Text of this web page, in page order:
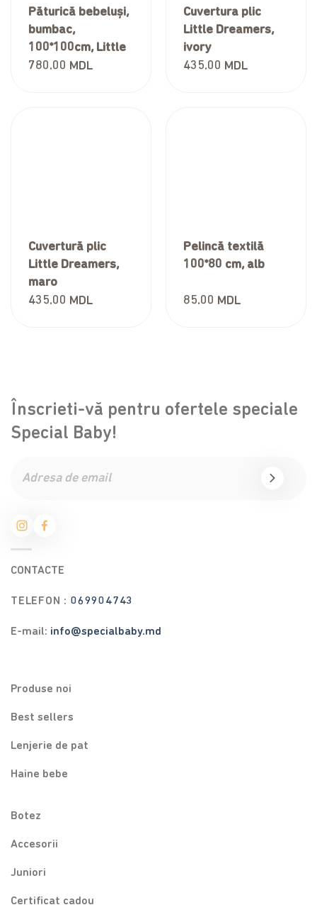
Păturică bebeluși,
bumbac,
100*100cm, Little
Angel Collection –
780.00 MDL
Cuvertura plic
Little Dreamers,
ivory
435.00 MDL
Cuvertură plic
Little Dreamers,
maro
435.00 MDL
Pelincă textilă
100*80 cm, alb
85.00 MDL
Înscrieti-vă pentru ofertele speciale
Special Baby!
CONTACTE
TELEFON :069904743
E-mail: info@specialbaby.md
Produse noi
Best sellers
Lenjerie de pat
Haine bebe
Botez
Accesorii
Juniori
Certificat cadou